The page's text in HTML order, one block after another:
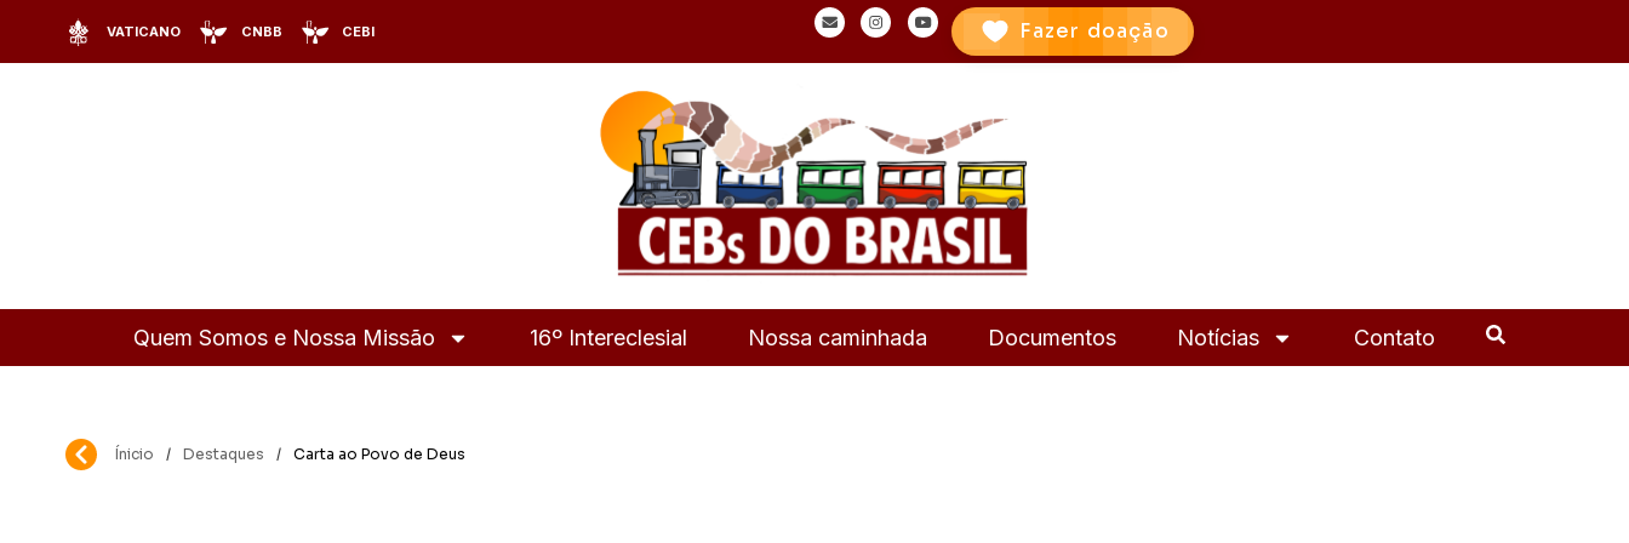
VATICANO CNBB CEBI Fazer doação
Quem Somos e Nossa Missão 16º Intereclesial Nossa caminhada Documentos Notícias Contato
Ínicio / Destaques / Carta ao Povo de Deus